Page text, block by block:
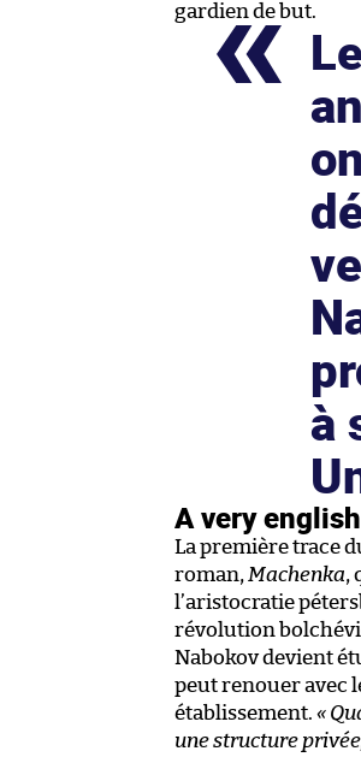
gardien de but.
à
A very
La première trace
roman, Machenka,
l’aristocratie
révolution
Nabokov devient
peut renouer avec
établissement. «
une structure